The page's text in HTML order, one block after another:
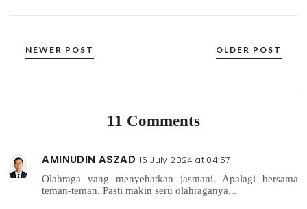
NEWER POST OLDER POST
11 Comments
AMINUDIN ASZAD 15 July 2024 at 04:57
Olahraga yang menyehatkan jasmani. Apalagi bersama
teman-teman. Pasti makin seru olahraganya...